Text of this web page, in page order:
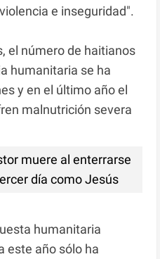
e inseguridad".
el número de haitianos
humanitaria se ha
y en el último año el
malnutrición severa
muere al enterrarse
día como Jesús
humanitaria
este año sólo ha